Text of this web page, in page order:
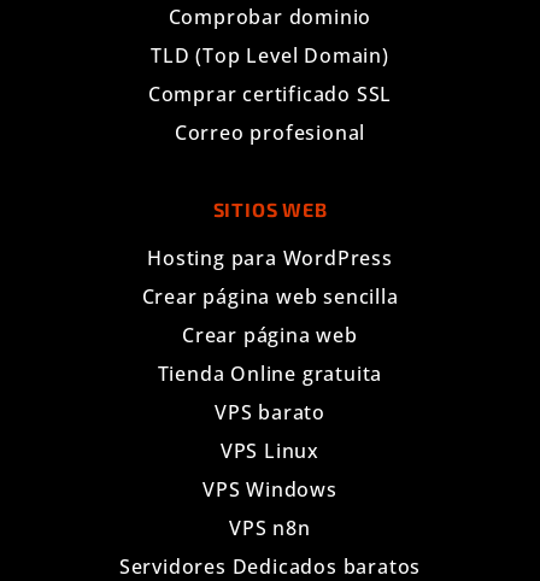
Comprobar dominio
TLD (Top Level Domain)
Comprar certificado SSL
Correo profesional
SITIOS WEB
Hosting para WordPress
Crear página web sencilla
Crear página web
Tienda Online gratuita
VPS barato
VPS Linux
VPS Windows
VPS n8n
Servidores Dedicados baratos